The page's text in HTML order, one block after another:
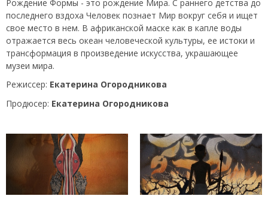
Рождение Формы - это рождение Мира. С раннего детства до
последнего вздоха Человек познает Мир вокруг себя и ищет
свое место в нем. В африканской маске как в капле воды
отражается весь океан человеческой культуры, ее истоки и
трансформация в произведение искусства, украшающее
музеи мира.
Режиссер: Екатерина Огородникова
Продюсер: Екатерина Огородникова